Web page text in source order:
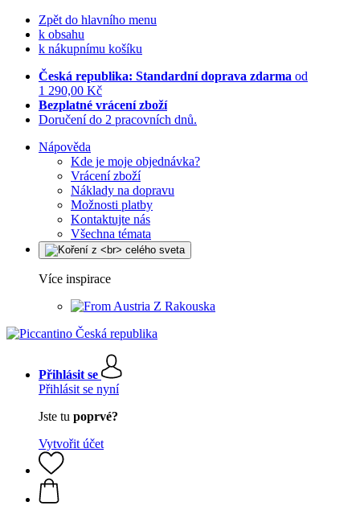
Zpět do hlavního menu
k obsahu
k nákupnímu košíku
Česká republika: Standardní doprava zdarma od
1 290,00 Kč
Bezplatné vrácení zboží
Doručení do 2 pracovních dnů.
Nápověda
Kde je moje objednávka?
Vrácení zboží
Náklady na dopravu
Možnosti platby
Kontaktujte nás
Všechna témata
Více inspirace
Z Rakouska
Přihlásit se
Přihlásit se nyní
Jste tu poprvé?
Vytvořit účet